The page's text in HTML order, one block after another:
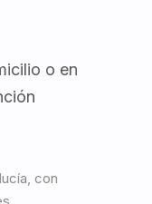
o en
con